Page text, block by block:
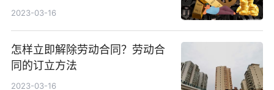
2023-03-16
怎样立即解除劳动合同？劳动合
同的订立方法
2023-03-16